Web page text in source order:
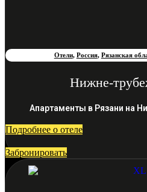
Отели, Россия, Рязанская
Нижне-
Апартаменты в Рязани на
Подробнее о отеле
Забронировать